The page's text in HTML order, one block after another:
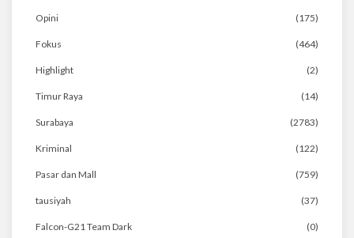
Opini (175)
Fokus (464)
Highlight (2)
Timur Raya (14)
Surabaya (2783)
Kriminal (122)
Pasar dan Mall (759)
tausiyah (37)
Falcon-G21 Team Dark (0)